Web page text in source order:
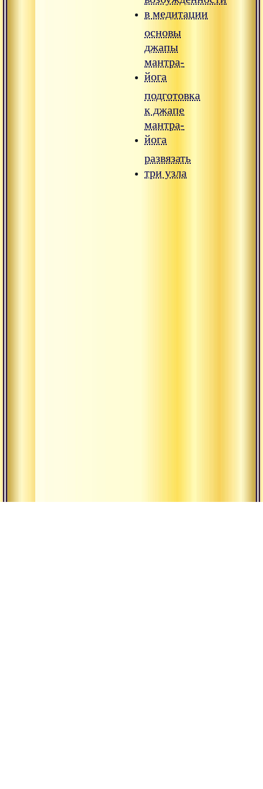
в медитации
основы
джапы
мантра-
йога
подготовка
к джапе
мантра-
йога
развязать
три узла